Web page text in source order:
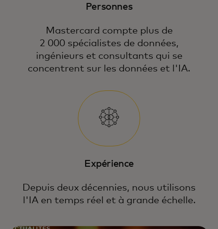
Personnes
Mastercard compte plus de
2 000 spécialistes de données,
ingénieurs et consultants qui se
concentrent sur les données et l'IA.
Expérience
Depuis deux décennies, nous utilisons
l'IA en temps réel et à grande échelle.